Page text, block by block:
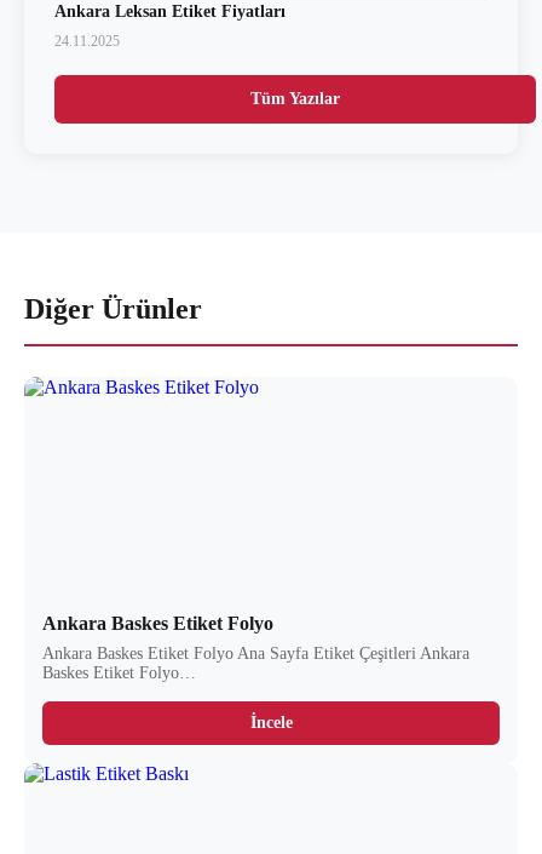
Ankara Leksan Etiket Fiyatları
24.11.2025
Tüm Yazılar
Diğer Ürünler
Ankara Baskes Etiket Folyo
Ankara Baskes Etiket Folyo Ana Sayfa Etiket Çeşitleri Ankara
Baskes Etiket Folyo…
İncele